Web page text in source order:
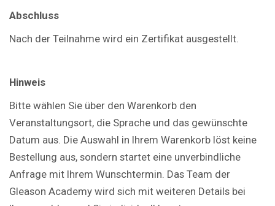
Abschluss
Nach der Teilnahme wird ein Zertifikat ausgestellt.
Hinweis
Bitte wählen Sie über den Warenkorb den
Veranstaltungsort, die Sprache und das gewünschte
Datum aus. Die Auswahl in Ihrem Warenkorb löst keine
Bestellung aus, sondern startet eine unverbindliche
Anfrage mit Ihrem Wunschtermin. Das Team der
Gleason Academy wird sich mit weiteren Details bei